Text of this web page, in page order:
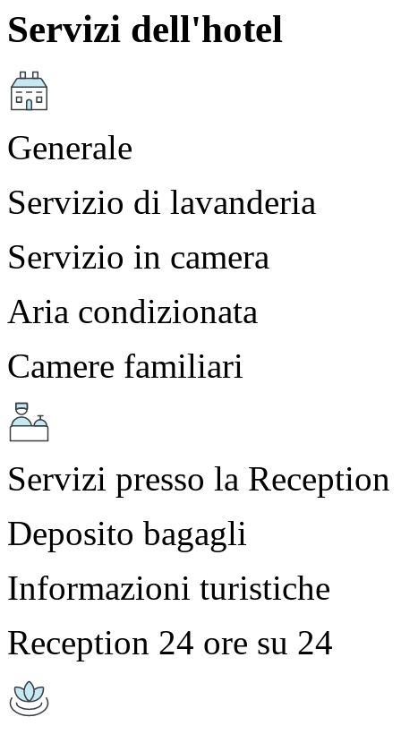
Servizi dell'hotel
Generale
Servizio di lavanderia
Servizio in camera
Aria condizionata
Camere familiari
Servizi presso la Reception
Deposito bagagli
Informazioni turistiche
Reception 24 ore su 24